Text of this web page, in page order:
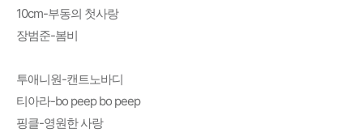
10cm-부동의 첫사랑
장범준-봄비
투애니원-캔트노바디
티아라-bo peep bo peep
핑클-영원한 사랑